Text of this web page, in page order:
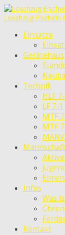
Löschzug Fischeln
Einsätze
Gerätehaus
Technik
HLF
LF 7-1
MTF
MTF
Mannschaft
Infos
Was
Kontakt